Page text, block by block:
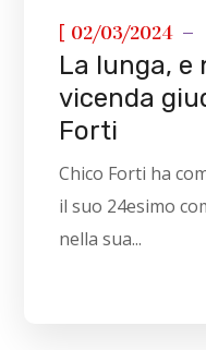
[ 02/03/2024
La lunga, e
vicenda
Forti
Chico Forti ha
il suo 24esimo
nella sua...